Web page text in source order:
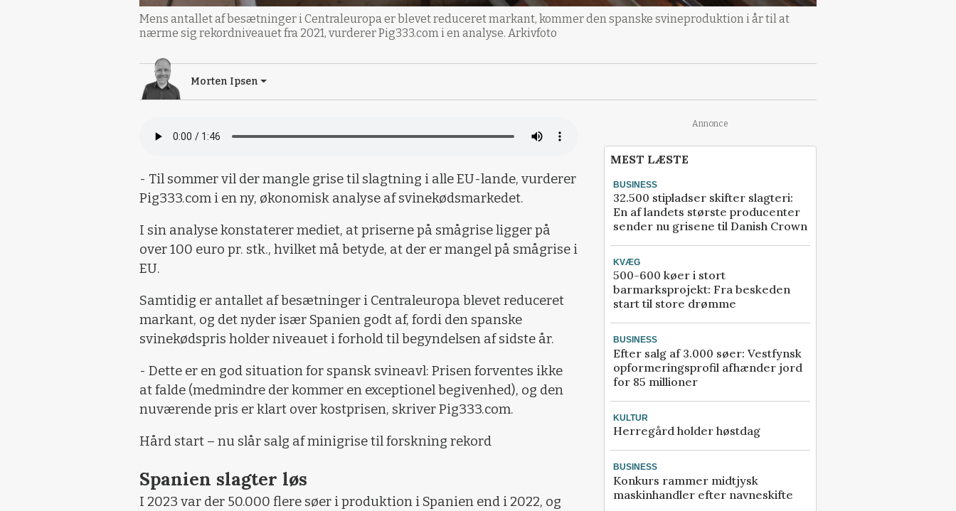
Mens antallet af besætninger i Centraleuropa er blevet reduceret markant, kommer den spanske svineproduktion i år til at
nærme sig rekordniveauet fra 2021, vurderer Pig333.com i en analyse. Arkivfoto
Morten Ipsen
- Til sommer vil der mangle grise til slagtning i alle EU-lande, vurderer
Pig333.com i en ny, økonomisk analyse af svinekødsmarkedet.
I sin analyse konstaterer mediet, at priserne på smågrise ligger på
over 100 euro pr. stk., hvilket må betyde, at der er mangel på smågrise i
EU.
Samtidig er antallet af besætninger i Centraleuropa blevet reduceret
markant, og det nyder især Spanien godt af, fordi den spanske
svinekødspris holder niveauet i forhold til begyndelsen af sidste år.
- Dette er en god situation for spansk svineavl: Prisen forventes ikke
at falde (medmindre der kommer en exceptionel begivenhed), og den
nuværende pris er klart over kostprisen, skriver Pig333.com.
Hård start – nu slår salg af minigrise til forskning rekord
Spanien slagter løs
I 2023 var der 50.000 flere søer i produktion i Spanien end i 2022, og
Annonce
MEST LÆSTE
BUSINESS
32.500 stipladser skifter slagteri:
En af landets største producenter
sender nu grisene til Danish Crown
KVÆG
500-600 køer i stort
barmarksprojekt: Fra beskeden
start til store drømme
BUSINESS
Efter salg af 3.000 søer: Vestfynsk
opformeringsprofil afhænder jord
for 85 millioner
KULTUR
Herregård holder høstdag
BUSINESS
Konkurs rammer midtjysk
maskinhandler efter navneskifte